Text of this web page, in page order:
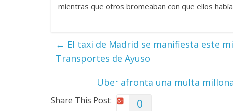
mientras que otros bromeaban con que ellos
← El taxi de Madrid se manifiesta este
Transportes de Ayuso
Uber afronta una multa
Share This Post: 0